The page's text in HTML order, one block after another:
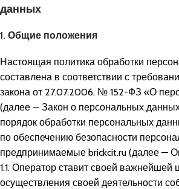
данных
1. Общие положения
Настоящая политика обработки
составлена в соответствии с
закона от 27.07.2006. № 152-ФЗ «О
(далее — Закон о персональных
порядок обработки персональных
по обеспечению безопасности
предпринимаемые brickcit.ru (далее —
1.1. Оператор ставит своей важнейшей
осуществления своей деятельности